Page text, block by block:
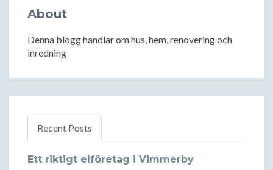
About
Denna blogg handlar om hus, hem, renovering och
inredning
Recent Posts
Ett riktigt elföretag i Vimmerby